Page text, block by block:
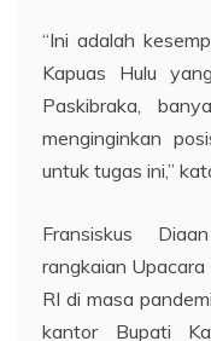
“Ini adalah
Kapuas Hulu
Paskibraka,
menginginkan
untuk tugas ini,”
Fransiskus
rangkaian
RI di masa
kantor Bupati